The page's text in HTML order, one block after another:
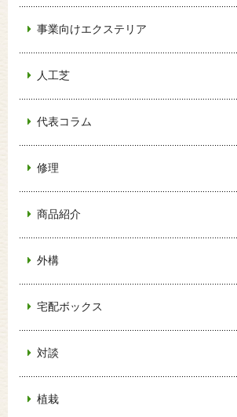
事業向けエクステリア
人工芝
代表コラム
修理
商品紹介
外構
宅配ボックス
対談
植栽